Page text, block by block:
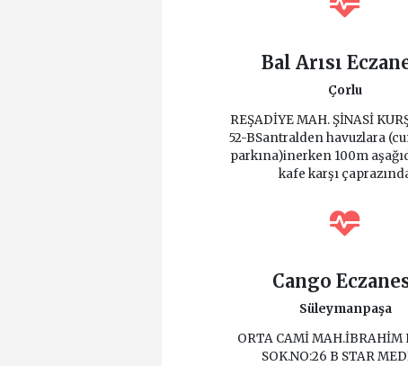
Bal Arısı
Çorlu
REŞADİYE MAH. ŞİNASİ
52-BSantralden havuzlara
parkına)inerken 100m
kafe karşı
Cango
Süleymanpaşa
ORTA CAMİ MAH.İBRAHİM
SOK.NO:26 B STAR